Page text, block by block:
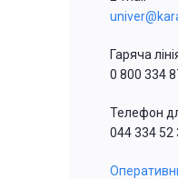
Гаряча
0 800 334
Телефон
044 334 52